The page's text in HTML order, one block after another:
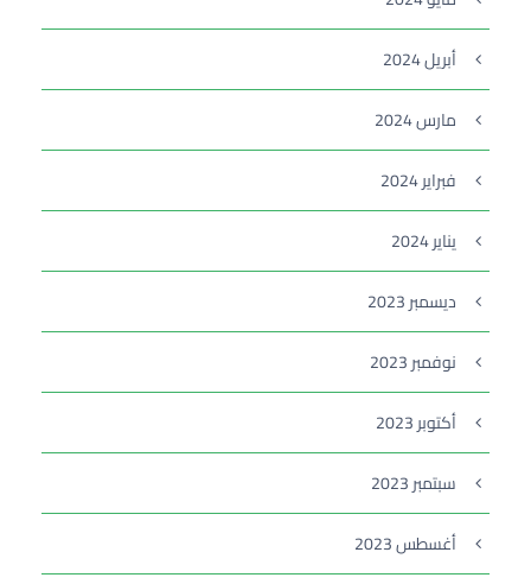
أبريل 2024
مارس 2024
فبراير 2024
يناير 2024
ديسمبر 2023
نوفمبر 2023
أكتوبر 2023
سبتمبر 2023
أغسطس 2023